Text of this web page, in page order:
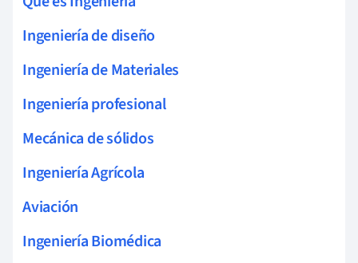
Ingeniería de diseño
Ingeniería de Materiales
Ingeniería profesional
Mecánica de sólidos
Ingeniería Agrícola
Aviación
Ingeniería Biomédica